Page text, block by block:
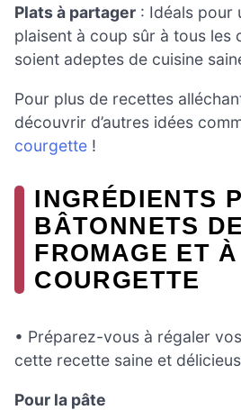
Plats à partager : Idéals pour
plaisent à coup sûr à tous les
soient adeptes de cuisine
Pour plus de recettes
découvrir d’autres idées
courgette !
INGRÉDIENTS
BÂTONNETS
FROMAGE ET
COURGETTE
• Préparez-vous à régaler
cette recette saine et
Pour la pâte